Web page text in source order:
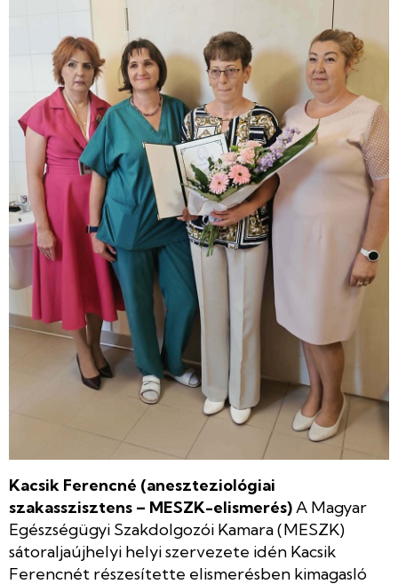
Kacsik Ferencné (aneszteziológiai
szakasszisztens – MESZK-elismerés)A Magyar
Egészségügyi Szakdolgozói Kamara (MESZK)
sátoraljaújhelyi helyi szervezete idén Kacsik
Ferencnét részesítette elismerésben kimagasló